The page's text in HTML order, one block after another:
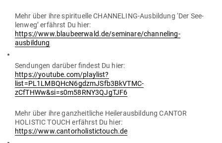
Mehr über ihre spi­ri­tuelle CHAN­NELING-Aus­bildung ‘Der See­
lenweg’ erfährst Du hier:
https://www.blaubeerwald.de/seminare/channeling-
ausbildung
Sen­dungen darüber findest Du hier:
https://youtube.com/playlist?
list=PL1LMBQHcN6gdzmJSfb3BkVTMC-
zCfTHWw&si=s0m58RNY3QJgTJF6
Mehr über ihre ganz­heit­liche Hei­ler­aus­bildung CANTOR
HOLISTIC TOUCH erfährst Du hier:
https://www.cantorholistictouch.de